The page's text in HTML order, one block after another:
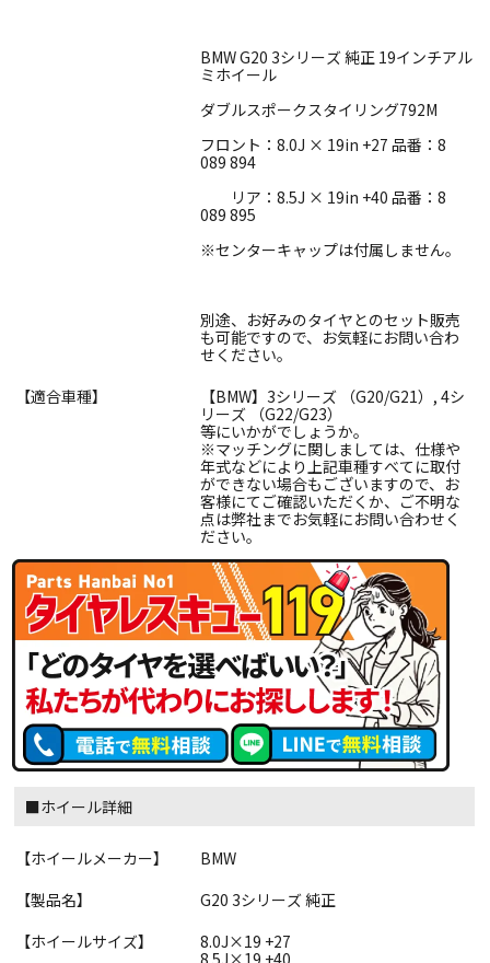
BMW G20 3シリーズ 純正 19インチアル
ミホイール
ダブルスポークスタイリング792M
フロント：8.0J × 19in +27 品番：8
089 894
リア：8.5J × 19in +40 品番：8
089 895
※センターキャップは付属しません。
別途、お好みのタイヤとのセット販売
も可能ですので、お気軽にお問い合わ
せください。
【適合車種】
【BMW】3シリーズ （G20/G21）, 4シ
リーズ （G22/G23）
等にいかがでしょうか。
※マッチングに関しましては、仕様や
年式などにより上記車種すべてに取付
ができない場合もございますので、お
客様にてご確認いただくか、ご不明な
点は弊社までお気軽にお問い合わせく
ださい。
■ホイール詳細
【ホイールメーカー】
BMW
【製品名】
G20 3シリーズ 純正
【ホイールサイズ】
8.0J×19 +27